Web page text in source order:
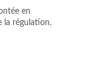
en
la régulation.